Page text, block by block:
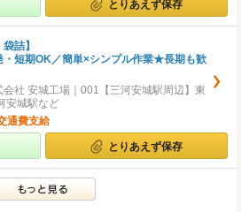
とりあえず保存
詰】
・短期OK／簡単×シンプル作業★長期も歓
会社 安城工場｜001【三河安城駅周辺】東
安城駅など
通費支給
とりあえず保存